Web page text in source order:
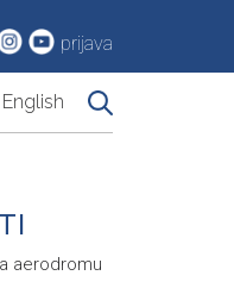
prijava
English
aerodromu